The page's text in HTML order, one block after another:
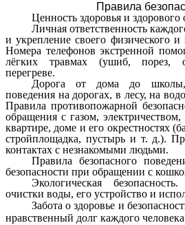
Правила
Ценность здоровья и здорового
Личная ответственность
и укрепление своего физического и
Номера телефонов экстренной
лёгких травмах (ушиб, порез,
перегреве.
Дорога от дома до школы,
поведения на дорогах, в лесу, на
Правила противопожарной
обращения с газом,
квартире, доме и его окрестностях
стройплощадка, пустырь и т. д.).
контактах с незнакомыми людьми.
Правила безопасного
безопасности при обращении с
Экологическая
очистки воды, его устройство и
Забота о здоровье и
нравственный долг каждого